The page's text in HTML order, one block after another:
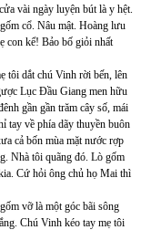
vài ngày luyện bút là y hệt.
cổ. Nâu mật. Hoàng lưu
con kể! Bảo bố giỏi nhất
tôi dắt chú Vinh rời bến, lên
Lục Đầu Giang men hữu
gần gần trăm cây số, mái
tay về phía dãy thuyền buôn
cả bốn mùa mặt nước rợp
Nhà tôi quãng đó. Lò gốm
Cứ hỏi ông chủ họ Mai thì
vỡ là một góc bãi sông
Chú Vinh kéo tay mẹ tôi